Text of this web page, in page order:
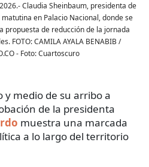
Claudia Sheinbaum, presidenta de
en Palacio Nacional, donde se
propuesta de reducción de la jornada
FOTO: CAMILA AYALA BENABIB /
- Foto:Cuartoscuro
y medio de su arribo a
de la presidenta
muestra una marcada
a lo largo del territorio